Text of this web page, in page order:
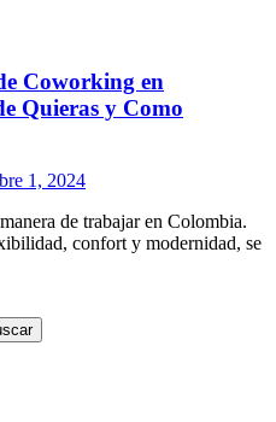
Coworking en
Quieras y Como
1, 2024
de trabajar en Colombia.
confort y modernidad, se